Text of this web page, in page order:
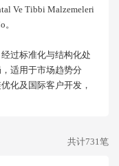
Ve Tibbi Malzemeleri
过标准化与结构化处
适用于市场趋势分
化及国际客户开发，
共计731笔